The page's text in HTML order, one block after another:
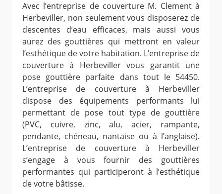
Avec l’entreprise de couverture M. Clement à
Herbeviller, non seulement vous disposerez de
descentes d’eau efficaces, mais aussi vous
aurez des gouttières qui mettront en valeur
l’esthétique de votre habitation. L’entreprise de
couverture à Herbeviller vous garantit une
pose gouttière parfaite dans tout le 54450.
L’entreprise de couverture à Herbeviller
dispose des équipements performants lui
permettant de pose tout type de gouttière
(PVC, cuivre, zinc, alu, acier, rampante,
pendante, chéneau, nantaise ou à l’anglaise).
L’entreprise de couverture à Herbeviller
s’engage à vous fournir des gouttières
performantes qui participeront à l’esthétique
de votre bâtisse.